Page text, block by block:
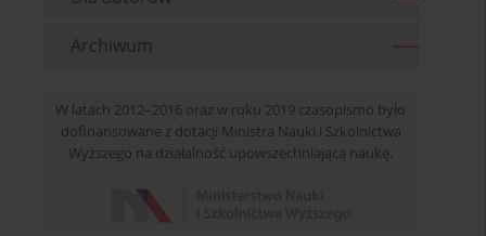
Archiwum
W latach 2012–2016 oraz w roku 2019 czasopismo było
dofinansowane z dotacji Ministra Nauki i Szkolnictwa
Wyższego na działalność upowszechniającą naukę.